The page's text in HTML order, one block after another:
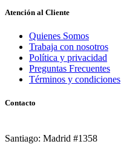
Atención al Cliente
Quienes Somos
Trabaja con nosotros
Política y privacidad
Preguntas Frecuentes
Términos y condiciones
Contacto
Santiago: Madrid #1358